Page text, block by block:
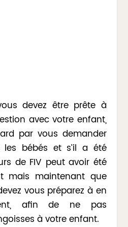
devez être prête à
avec votre enfant,
par vous demander
bébés et s’il a été
de FIV peut avoir été
mais maintenant que
vous préparez à en
afin de ne pas
à votre enfant.